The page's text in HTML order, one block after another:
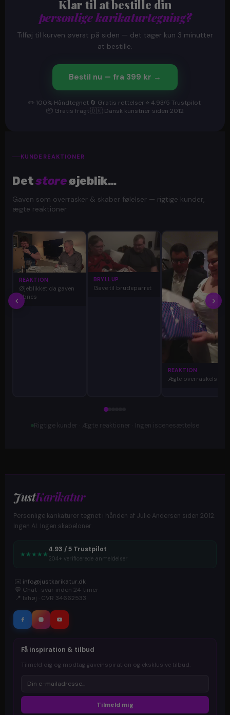
Klar til at bestille din
personlige karikaturtegning?
Tilføj til kurven øverst på siden — det tager kun 3 minutter
at bestille.
Bestil nu — fra 399 kr →
✏️ 100% Håndtegnet 🔄 Gratis rettelser ⭐ 4.93/5 Trustpilot
📦 Gratis fragt 🇩🇰 Dansk kunstner siden 2012
KUNDEREAKTIONER
Detstoreøjeblik…
Gaven som overrasker & skaber følelser — rigtige kunder,
ægte reaktioner.
REAKTION
Øjeblikket da gaven
åbnes
BRYLLUP
Gave til brudeparret
REAKTION
Ægte overraskelse
Rigtige kunder · Ægte reaktioner · Ingen iscenesættelse
JustKarikatur
Personlige karikaturer tegnet i hånden af Julie Andersen siden 2012.
Ingen AI. Ingen skabeloner.
★ ★ ★ ★ ★
4.93 / 5 Trustpilot
204+ verificerede anmeldelser
✉️ info@justkarikatur.dk
💬 Chat · svar inden 24 timer
📍 Ishøj · CVR 34662533
Få inspiration & tilbud
Tilmeld dig og modtag gaveinspiration og eksklusive tilbud.
Tilmeld mig